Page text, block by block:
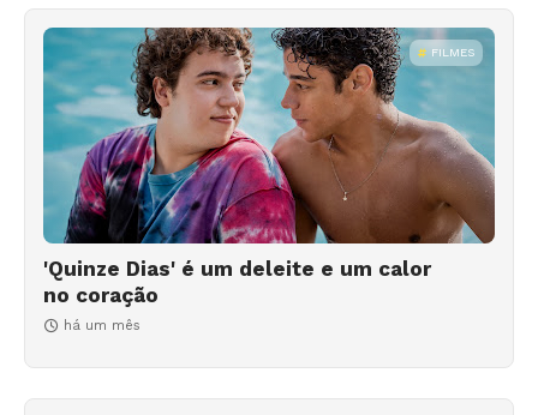
FILMES
'Quinze Dias' é um deleite e um calor
no coração
há um mês